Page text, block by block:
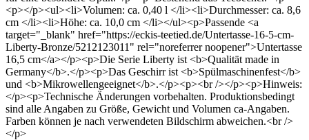
<p></p><ul><li>Volumen: ca. 0,40 l </li><li>Durchmesser: ca. 8,6
cm </li><li>Höhe: ca. 10,0 cm </li></ul><p>Passende <a
target="_blank" href="https://eckis-teetied.de/Untertasse-16-5-cm-
Liberty-Bronze/5212123011" rel="noreferrer noopener">Untertasse
16,5 cm</a></p><p>Die Serie Liberty ist <b>Qualität made in
Germany</b>.</p><p>Das Geschirr ist <b>Spülmaschinenfest</b>
und <b>Mikrowellengeeignet</b>.</p><p><br /></p><p>Hinweis:
</p><p>Technische Änderungen vorbehalten. Produktionsbedingt
sind alle Angaben zu Größe, Gewicht und Volumen ca-Angaben.
Farben können je nach verwendeten Bildschirm abweichen.<br />
</p>